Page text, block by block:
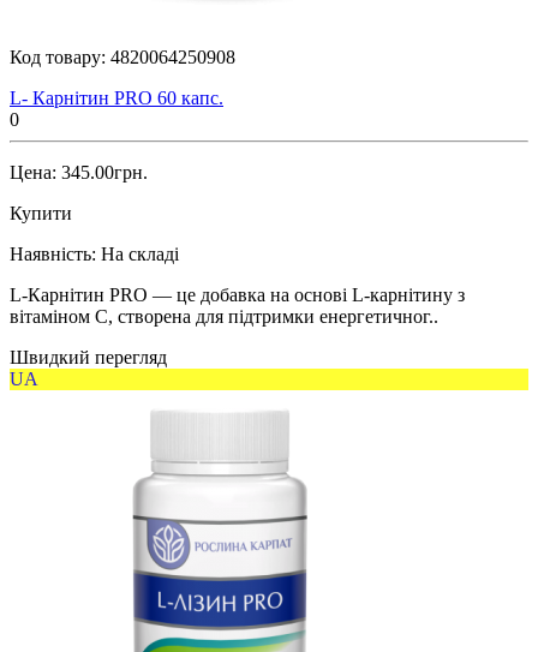
Код товару: 4820064250908
L- Карнітин PRO 60 капс.
0
Цена: 345.00грн.
Купити
Наявність: На складі
L-Карнітин PRO — це добавка на основі L-карнітину з
вітаміном C, створена для підтримки енергетичног..
Швидкий перегляд
UA